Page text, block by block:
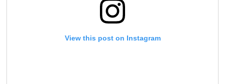
View this post on Instagram